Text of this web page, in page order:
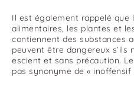
Il est également rappelé que
alimentaires, les plantes et
contiennent des substances
peuvent être dangereux s’ils
escient et sans précaution.
pas synonyme de « inoffensif